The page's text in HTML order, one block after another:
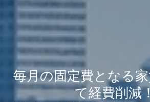
毎月の固定費となる
て経費削減